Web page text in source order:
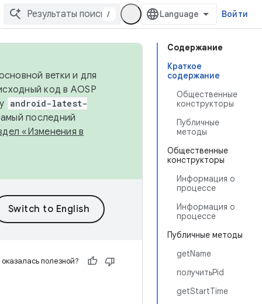
/ Войти
Содержание
Краткое
содержание
Общественные
конструкторы
Публичные
методы
Общественные
конструкторы
Информация о
процессе
Информация о
процессе
Публичные методы
getName
получитьPid
getStartTime
ветки и для
код в AOSP
android-latest-
последний
«Изменения в
полезной?